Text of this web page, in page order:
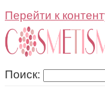
Перейти к
Поиск: